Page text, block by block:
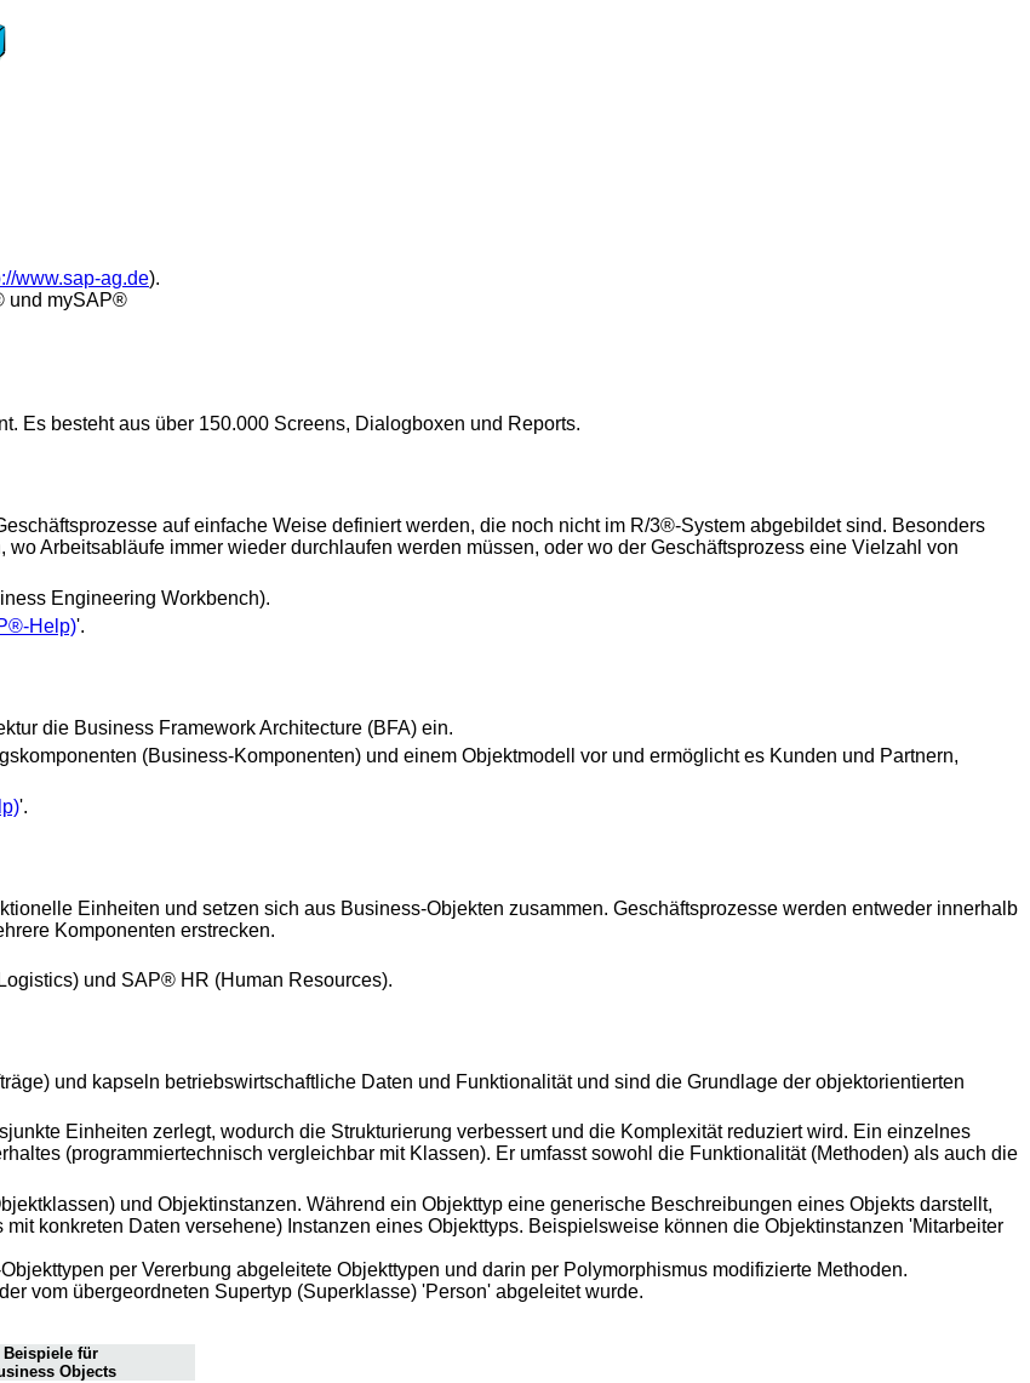
www.sap-ag.de).
und mySAP®
Es besteht aus über 150.000 Screens, Dialogboxen und Reports.
auf einfache Weise definiert werden, die noch nicht im R/3®-System abgebildet sind. Besonders
Arbeitsabläufe immer wieder durchlaufen werden müssen, oder wo der Geschäftsprozess eine Vielzahl von
Engineering Workbench).
Help)'.
die Business Framework Architecture (BFA) ein.
(Business-Komponenten) und einem Objektmodell vor und ermöglicht es Kunden und Partnern,
'.
Einheiten und setzen sich aus Business-Objekten zusammen. Geschäftsprozesse werden entweder innerhalb
Komponenten erstrecken.
und SAP® HR (Human Resources).
und kapseln betriebswirtschaftliche Daten und Funktionalität und sind die Grundlage der objektorientierten
Einheiten zerlegt, wodurch die Strukturierung verbessert und die Komplexität reduziert wird. Ein einzelnes
(programmiertechnisch vergleichbar mit Klassen). Er umfasst sowohl die Funktionalität (Methoden) als auch die
und Objektinstanzen. Während ein Objekttyp eine generische Beschreibungen eines Objekts darstellt,
konkreten Daten versehene) Instanzen eines Objekttyps. Beispielsweise können die Objektinstanzen 'Mitarbeiter
per Vererbung abgeleitete Objekttypen und darin per Polymorphismus modifizierte Methoden.
vom übergeordneten Supertyp (Superklasse) 'Person' abgeleitet wurde.
Beispiele für
Objects